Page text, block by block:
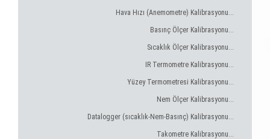
Hava Hızı (Anemometre) Kalibrasyonu...
Basınç Ölçer Kalibrasyonu...
Sıcaklık Ölçer Kalibrasyonu...
IR Termometre Kalibrasyonu...
Yüzey Termometresi Kalibrasyonu...
Nem Ölçer Kalibrasyonu...
Datalogger (sıcaklık-Nem-Basınç) Kalibrasyonu...
Takometre Kalibrasyonu...